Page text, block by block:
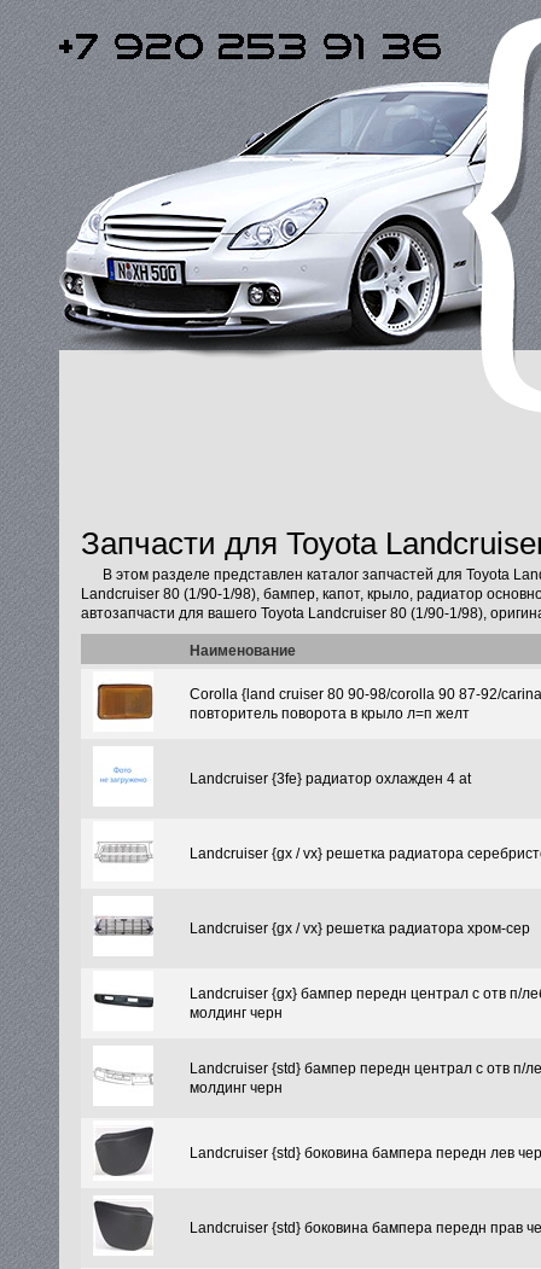
Запчасти для Toyota
В этом разделе представлен каталог запчастей для Toyota
Landcruiser 80 (1/90-1/98), бампер, капот, крыло, радиатор
автозапчасти для вашего Toyota Landcruiser 80 (1/90-1/98),
Наименование
Corolla {land cruiser 80 90-98/corolla 90 87-92/
повторитель поворота в крыло л=п желт
Landcruiser {3fe} радиатор охлажден 4 at
Landcruiser {gx / vx} решетка радиатора
Landcruiser {gx / vx} решетка радиатора хром-сер
Landcruiser {gx} бампер передн централ с отв п/
молдинг черн
Landcruiser {std} бампер передн централ с отв п/
молдинг черн
Landcruiser {std} боковина бампера передн лев
Landcruiser {std} боковина бампера передн прав